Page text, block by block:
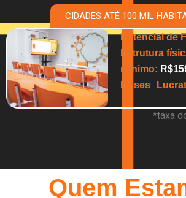
CIDADES ATÉ 100 MIL
Potencial de
Estrutura
mínimo:
Meses
*taxa
Quem